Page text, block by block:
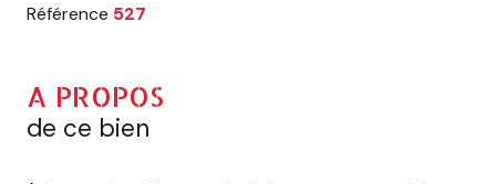
Référence 527
A PROPOS
de ce bien